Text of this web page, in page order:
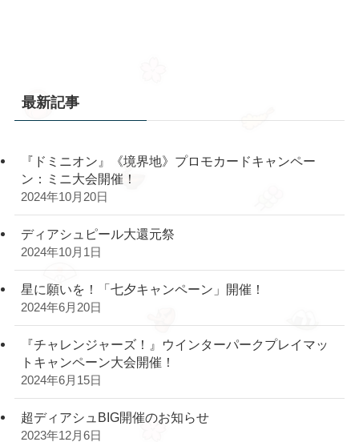
最新記事
『ドミニオン』《境界地》プロモカードキャンペー
ン：ミニ大会開催！
2024年10月20日
ディアシュピール大還元祭
2024年10月1日
星に願いを！「七夕キャンペーン」開催！
2024年6月20日
『チャレンジャーズ！』ウインターパークプレイマッ
トキャンペーン大会開催！
2024年6月15日
超ディアシュBIG開催のお知らせ
2023年12月6日